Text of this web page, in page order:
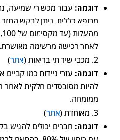
דוגמה: עבור מכשירי שמיעה,
לאחר רכישה מרשימה מאושרת.
מכבי שירותי בריאות (אתר)
דוגמה: עזרי ניידות כמו קביים
להיות מסובסדים חלקית לאחר
ממומחה.
מאוחדת (אתר)
דוגמה: חברים יכולים להגיש